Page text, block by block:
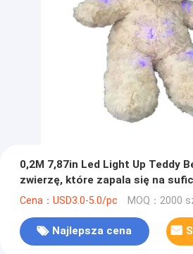
0,2M 7,87in Led Light Up Teddy
zwierzę, które zapala się na
Cena：USD3.0-5.0/pc MOQ：2000
Najlepsza cena